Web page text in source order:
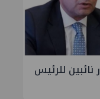
تاون جاس تسيطر